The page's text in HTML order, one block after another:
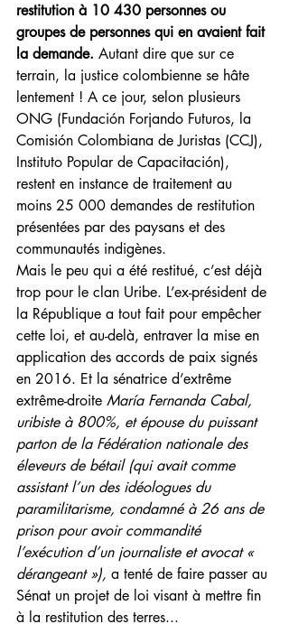
restitution à 10 430 personnes ou
groupes de personnes qui en avaient fait
la demande. Autant dire que sur ce
terrain, la justice colombienne se hâte
lentement ! A ce jour, selon plusieurs
ONG (Fundación Forjando Futuros, la
Comisión Colombiana de Juristas (CCJ),
Instituto Popular de Capacitación),
restent en instance de traitement au
moins 25 000 demandes de restitution
présentées par des paysans et des
communautés indigènes.
Mais le peu qui a été restitué, c’est déjà
trop pour le clan Uribe. L’ex-président de
la République a tout fait pour empêcher
cette loi, et au-delà, entraver la mise en
application des accords de paix signés
en 2016. Et la sénatrice d’extrême
extrême-droite María Fernanda Cabal,
uribiste à 800%, et épouse du puissant
parton de la Fédération nationale des
éleveurs de bétail (qui avait comme
assistant l’un des idéologues du
paramilitarisme, condamné à 26 ans de
prison pour avoir commandité
l’exécution d’un journaliste et avocat «
dérangeant »), a tenté de faire passer au
Sénat un projet de loi visant à mettre fin
à la restitution des terres...